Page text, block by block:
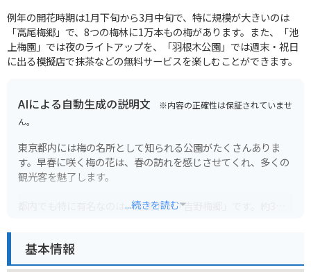
例年の開花時期は1月下旬から3月中旬で、特に規模が大きいのは
「高尾梅郷」で、8つの梅林に1万本もの梅があります。また、「池
上梅園」では夜のライトアップを、「羽根木公園」では週末・祝日
に出る模擬店で抹茶などの無料サービスを楽しむことができます。
AIによる自動生成の説明文 ※内容の正確性は保証されていませ
ん。
東京都内には梅の名所として知られる公園がたくさんありま
す。早春に咲く梅の花は、春の訪れを感じさせてくれ、多くの
観光客を魅了します。
都内でも特に有名なのは、青梅市の「吉野梅郷」です。約3万
おり、学問の神様としても信仰を集めています。境内には約30
0本の梅が植えられており、紅白の花が美しいコントラストを
...続きを読む
基本情報